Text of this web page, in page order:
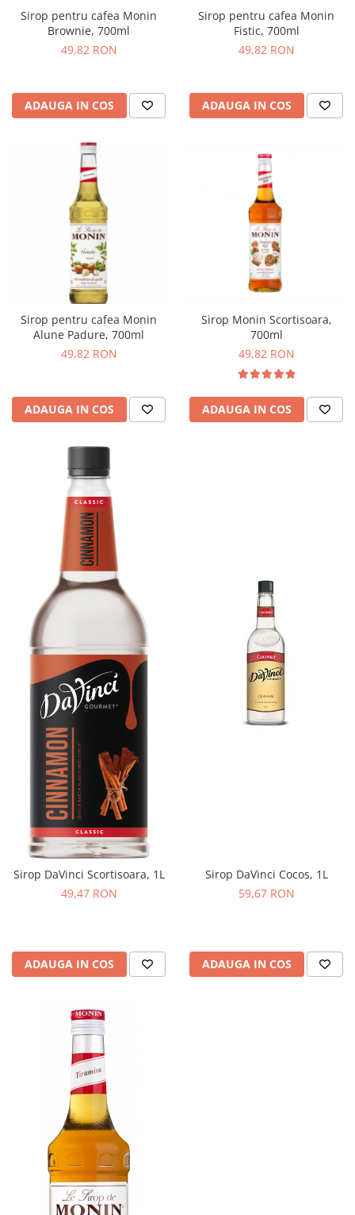
Sirop pentru cafea Monin
Brownie, 700ml
49,82 RON
ADAUGA IN COS
Sirop pentru cafea Monin
Fistic, 700ml
49,82 RON
ADAUGA IN COS
Sirop pentru cafea Monin
Alune Padure, 700ml
49,82 RON
ADAUGA IN COS
Sirop Monin Scortisoara,
700ml
49,82 RON
ADAUGA IN COS
Sirop DaVinci Scortisoara, 1L
49,47 RON
ADAUGA IN COS
Sirop DaVinci Cocos, 1L
59,67 RON
ADAUGA IN COS